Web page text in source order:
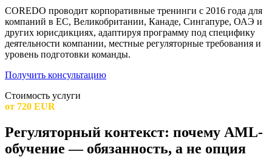
COREDO проводит корпоративные тренинги с 2016 года для
компаний в ЕС, Великобритании, Канаде, Сингапуре, ОАЭ и
других юрисдикциях, адаптируя программу под специфику
деятельности компании, местные регуляторные требования и
уровень подготовки команды.
Получить консультацию
Стоимость услуги
от 720 EUR
Регуляторный контекст: почему AML-
обучение — обязанность, а не опция